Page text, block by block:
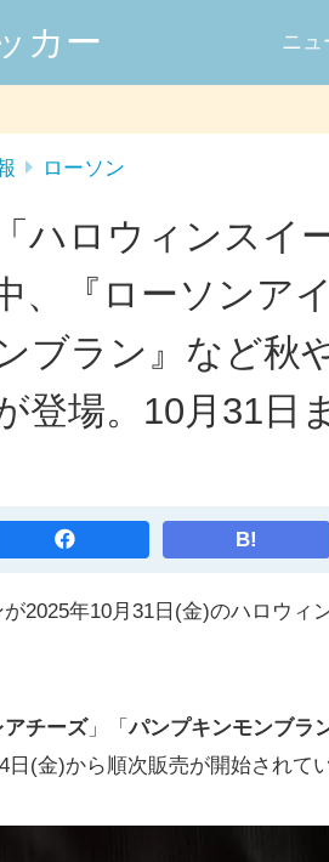
カー ニュ
ローソン
ハロウィンスイ
、『ローソンア
ブラン』など秋
登場。10月31日
B!
2025年10月31日(金)のハロウィ
アチーズ」「パンプキンモンブラ
日(金)から順次販売が開始されて